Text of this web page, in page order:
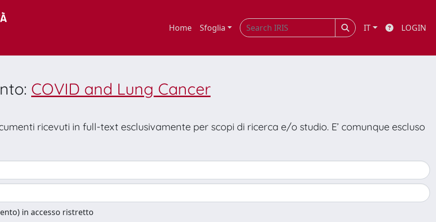
Home Sfoglia IT LOGIN
COVID and Lung Cancer
ricevuti in full-text esclusivamente per scopi di ricerca e/o studio. E’ comunque escluso
in accesso ristretto